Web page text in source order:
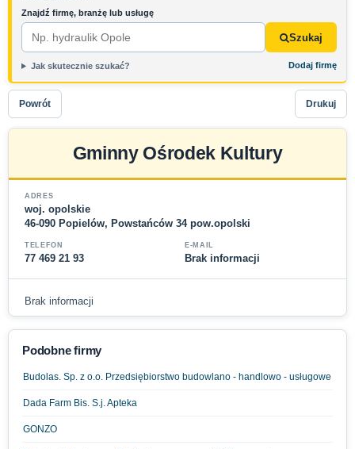
Znajdź firmę, branżę lub usługę
Szukaj
Jak skutecznie szukać? Dodaj firmę
Powrót Drukuj
Gminny Ośrodek Kultury
ADRES
woj. opolskie
46-090 Popielów, Powstańców 34 pow.opolski
TELEFON
77 469 21 93
E-MAIL
Brak informacji
Brak informacji
Podobne firmy
Budolas. Sp. z o.o. Przedsiębiorstwo budowlano - handlowo - usługowe
Dada Farm Bis. S.j. Apteka
GONZO